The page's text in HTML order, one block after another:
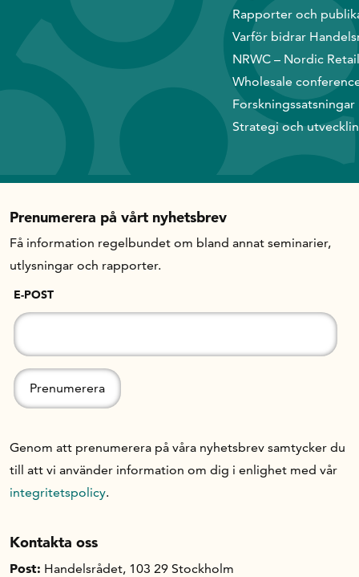
Rapporter och
Varför bidrar
NRWC – Nordic
Wholesale
Forskningssatsningar
Strategi och
Prenumerera på vårt nyhetsbrev
Få information regelbundet om bland annat seminarier,
utlysningar och rapporter.
E-POST
Genom att prenumerera på våra nyhetsbrev samtycker du
till att vi använder information om dig i enlighet med vår
integritetspolicy.
Kontakta oss
Post: Handelsrådet, 103 29 Stockholm